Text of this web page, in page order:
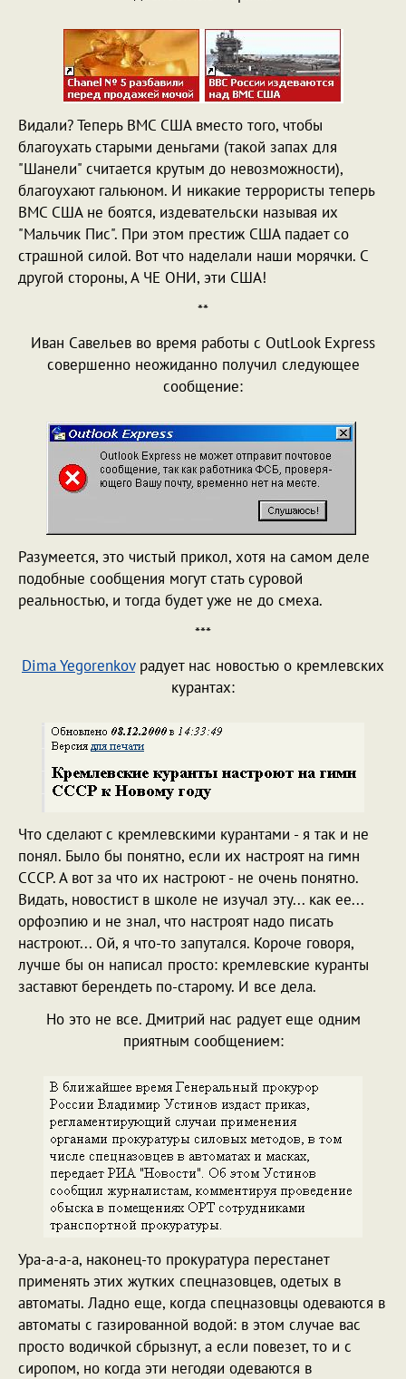
Видали? Теперь ВМС США вместо того, чтобы
благоухать старыми деньгами (такой запах для
"Шанели" считается крутым до невозможности),
благоухают гальюном. И никакие террористы теперь
ВМС США не боятся, издевательски называя их
"Мальчик Пис". При этом престиж США падает со
страшной силой. Вот что наделали наши морячки. С
другой стороны, А ЧЕ ОНИ, эти США!
**
Иван Савельев во время работы с OutLook Express
совершенно неожиданно получил следующее
сообщение:
Разумеется, это чистый прикол, хотя на самом деле
подобные сообщения могут стать суровой
реальностью, и тогда будет уже не до смеха.
***
Dima Yegorenkovрадует нас новостью о кремлевских
курантах:
Что сделают с кремлевскими курантами - я так и не
понял. Было бы понятно, если их настроят на гимн
СССР. А вот за что их настроют - не очень понятно.
Видать, новостист в школе не изучал эту... как ее...
орфоэпию и не знал, что настроят надо писать
настроют... Ой, я что-то запутался. Короче говоря,
лучше бы он написал просто: кремлевские куранты
заставют берендеть по-старому. И все дела.
Но это не все. Дмитрий нас радует еще одним
приятным сообщением:
Ура-а-а-а, наконец-то прокуратура перестанет
применять этих жутких спецназовцев, одетых в
автоматы. Ладно еще, когда спецназовцы одеваются в
автоматы с газированной водой: в этом случае вас
просто водичкой сбрызнут, а если повезет, то и с
сиропом, но когда эти негодяи одеваются в